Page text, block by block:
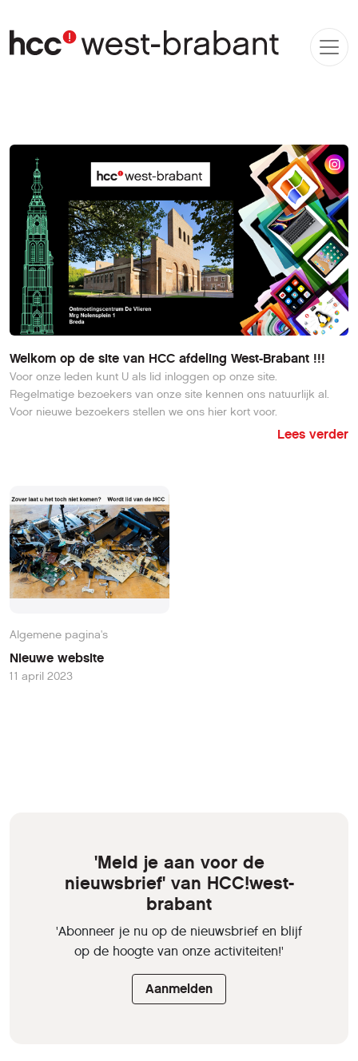
Welkom op de site van HCC afdeling West-Brabant !!!
Voor onze leden kunt U als lid inloggen op onze site.
Regelmatige bezoekers van onze site kennen ons natuurlijk al.
Voor nieuwe bezoekers stellen we ons hier kort voor.
Lees verder
Algemene pagina's
Nieuwe website
11 april 2023
'Meld je aan voor de
nieuwsbrief' van HCC!west-
brabant
'Abonneer je nu op de nieuwsbrief en blijf
op de hoogte van onze activiteiten!'
Aanmelden